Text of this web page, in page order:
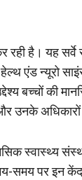
रही है। यह
न्यूरो
बच्चों की
उनके
स्वास्थ्य
समय पर इन